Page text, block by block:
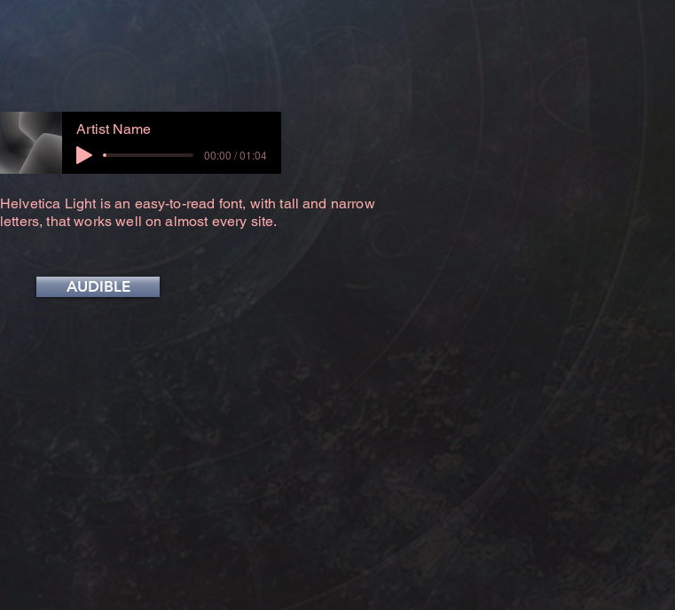
Artist Name
00:00 / 01:04
Helvetica Light is an easy-to-read font, with tall and narrow
letters, that works well on almost every site.
AUDIBLE